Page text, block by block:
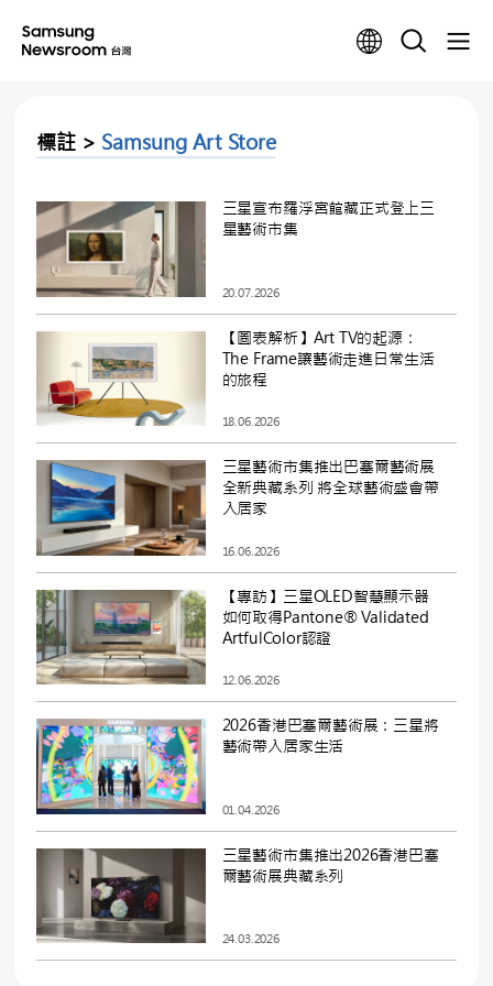
標註 > Samsung Art Store
三星宣布羅浮宮館藏正式登上三
星藝術市集
20.07.2026
【圖表解析】Art TV的起源：
The Frame讓藝術走進日常生活
的旅程
18.06.2026
三星藝術市集推出巴塞爾藝術展
全新典藏系列 將全球藝術盛會帶
入居家
16.06.2026
【專訪】三星OLED智慧顯示器
如何取得Pantone® Validated
ArtfulColor認證
12.06.2026
2026香港巴塞爾藝術展：三星將
藝術帶入居家生活
01.04.2026
三星藝術市集推出2026香港巴塞
爾藝術展典藏系列
24.03.2026